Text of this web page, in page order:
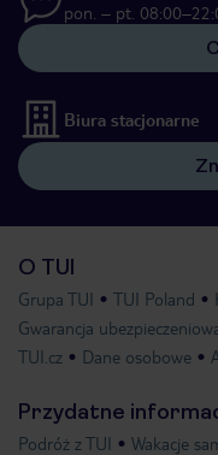
pon. – pt.
Biura stacjonarne
O TUI
Grupa TUI TUI Poland
Gwarancja
TUI.cz
Dane osobowe
Przydatne
Podróż z TUI Wakacje